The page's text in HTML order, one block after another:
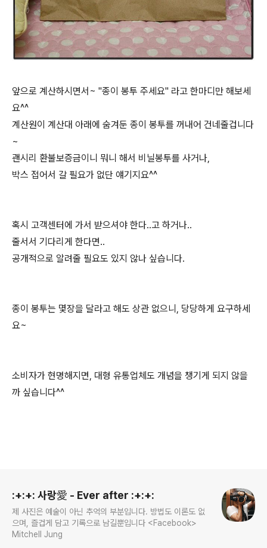
앞으로 계산하시면서~ "종이 봉투 주세요" 라고 한마디만 해보세
요^^
계산원이 계산대 아래에 숨겨둔 종이 봉투를 꺼내어 건네줄겁니다
~
괜시리 환불보증금이니 뭐니 해서 비닐봉투를 사거나,
박스 접어서 갈 필요가 없단 얘기지요^^
혹시 고객센터에 가서 받으셔야 한다..고 하거나..
줄서서 기다리게 한다면..
공개적으로 알려줄 필요도 있지 않나 싶습니다.
종이 봉투는 몇장을 달라고 해도 상관 없으니, 당당하게 요구하세
요~
소비자가 현명해지면, 대형 유통업체도 개념을 챙기게 되지 않을
까 싶습니다^^
:+:+: 사랑愛 - Ever after :+:+:
제 사진은 예술이 아닌 추억의 부분입니다. 방법도 이론도 없
으며, 즐겁게 담고 기록으로 남길뿐입니다 <Facebook>
Mitchell Jung